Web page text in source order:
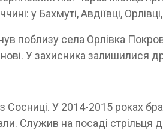
у Бахмуті, Авдіївці,
поблизу села Орлівка
У захисника залишилися
з Сосниці. У 2014-2015 роках
Служив на посаді стрільця